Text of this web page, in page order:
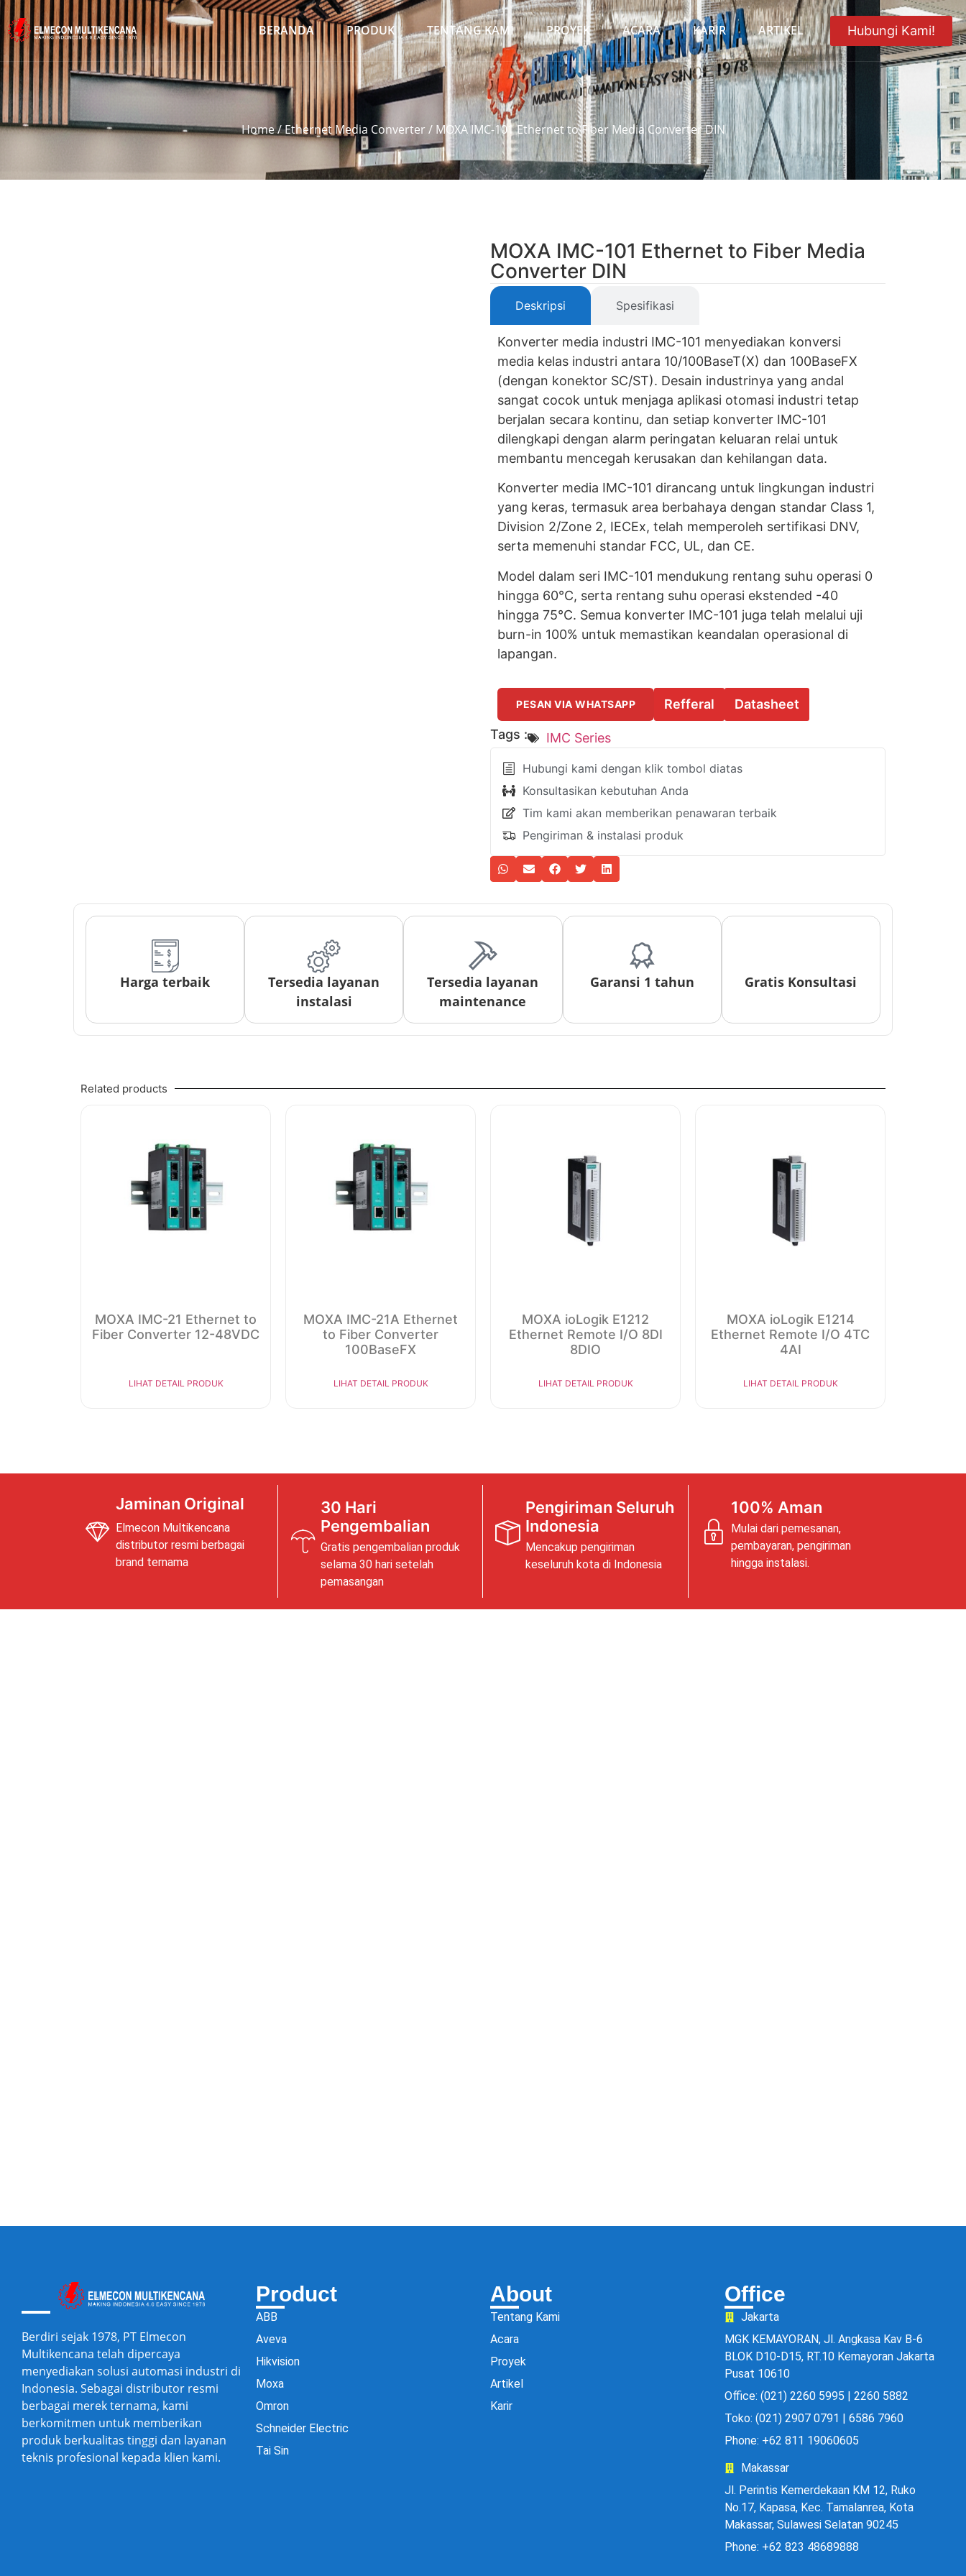
BERANDA PRODUK TENTANG KAMI PROYEK ACARA KARIR ARTIKEL Hubungi Kami!
Home/Ethernet Media Converter / MOXA IMC-101 Ethernet to Fiber Media Converter DIN
MOXA IMC-101 Ethernet to Fiber Media
Converter DIN
Deskripsi Spesifikasi
Konverter media industri IMC-101 menyediakan konversi
media kelas industri antara 10/100BaseT(X) dan 100BaseFX
(dengan konektor SC/ST). Desain industrinya yang andal
sangat cocok untuk menjaga aplikasi otomasi industri tetap
berjalan secara kontinu, dan setiap konverter IMC-101
dilengkapi dengan alarm peringatan keluaran relai untuk
membantu mencegah kerusakan dan kehilangan data.
Konverter media IMC-101 dirancang untuk lingkungan industri
yang keras, termasuk area berbahaya dengan standar Class 1,
Division 2/Zone 2, IECEx, telah memperoleh sertifikasi DNV,
serta memenuhi standar FCC, UL, dan CE.
Model dalam seri IMC-101 mendukung rentang suhu operasi 0
hingga 60°C, serta rentang suhu operasi ekstended -40
hingga 75°C. Semua konverter IMC-101 juga telah melalui uji
burn-in 100% untuk memastikan keandalan operasional di
lapangan.
PESAN VIA WHATSAPP Refferal
Datasheet
Tags :
IMC Series
Hubungi kami dengan klik tombol diatas
Konsultasikan kebutuhan Anda
Tim kami akan memberikan penawaran terbaik
Pengiriman & instalasi produk
Harga terbaik
Tersedia layanan
instalasi
Tersedia layanan
maintenance
Garansi 1 tahun Gratis Konsultasi
Related products
MOXA IMC-21 Ethernet to
Fiber Converter 12-48VDC
LIHAT DETAIL PRODUK
MOXA IMC-21A Ethernet
to Fiber Converter
100BaseFX
LIHAT DETAIL PRODUK
MOXA ioLogik E1212
Ethernet Remote I/O 8DI
8DIO
LIHAT DETAIL PRODUK
MOXA ioLogik E1214
Ethernet Remote I/O 4TC
4AI
LIHAT DETAIL PRODUK
Jaminan Original
Elmecon Multikencana
distributor resmi berbagai
brand ternama
30 Hari
Pengembalian
Gratis pengembalian produk
selama 30 hari setelah
pemasangan
Pengiriman Seluruh
Indonesia
Mencakup pengiriman
keseluruh kota di Indonesia
100% Aman
Mulai dari pemesanan,
pembayaran, pengiriman
hingga instalasi.
Berdiri sejak 1978, PT Elmecon
Multikencana telah dipercaya
menyediakan solusi automasi industri di
Indonesia. Sebagai distributor resmi
berbagai merek ternama, kami
berkomitmen untuk memberikan
produk berkualitas tinggi dan layanan
teknis profesional kepada klien kami.
Product
ABB
Aveva
Hikvision
Moxa
Omron
Schneider Electric
Tai Sin
About
Tentang Kami
Acara
Proyek
Artikel
Karir
Office
Jakarta
MGK KEMAYORAN, Jl. Angkasa Kav B-6
BLOK D10-D15, RT.10 Kemayoran Jakarta
Pusat 10610
Office: (021) 2260 5995 | 2260 5882
Toko: (021) 2907 0791 | 6586 7960
Phone: +62 811 19060605
Makassar
Jl. Perintis Kemerdekaan KM 12, Ruko
No.17, Kapasa, Kec. Tamalanrea, Kota
Makassar, Sulawesi Selatan 90245
Phone: +62 823 48689888